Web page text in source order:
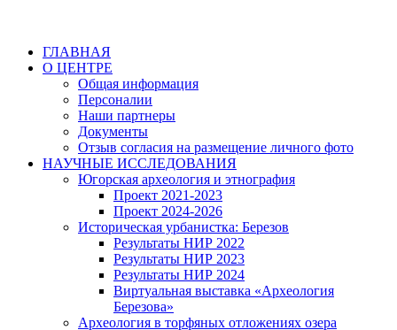
ГЛАВНАЯ
О ЦЕНТРЕ
Общая информация
Персоналии
Наши партнеры
Документы
Отзыв согласия на размещение личного фото
НАУЧНЫЕ ИССЛЕДОВАНИЯ
Югорская археология и этнография
Проект 2021-2023
Проект 2024-2026
Историческая урбанистка: Березов
Результаты НИР 2022
Результаты НИР 2023
Результаты НИР 2024
Виртуальная выставка «Археология
Березова»
Археология в торфяных отложениях озера